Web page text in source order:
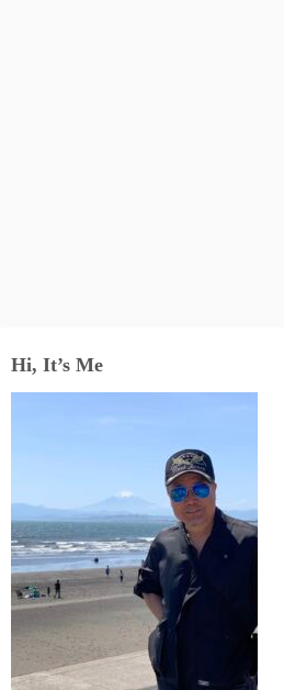
Hi, It’s Me